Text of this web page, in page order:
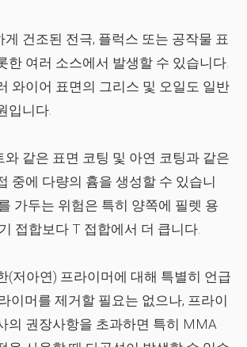
게 건조된 전극, 플럭스 또는 공작물 표
한 여러 소스에서 발생할 수 있습니다.
와이어 표면의 그리스 및 오일도 일반
입니다.
와 같은 표면 코팅 및 아연 코팅과 같은
중에 다량의 흄을 생성할 수 있습니
가두는 위험은 특히 양쪽에 필렛 용
접합보다 T 접합에서 더 큽니다.
(저아연) 프라이머에 대해 특별히 언급
이머를 제거할 필요는 없으나, 프라이
의 권장사항을 초과하면 특히 MMA